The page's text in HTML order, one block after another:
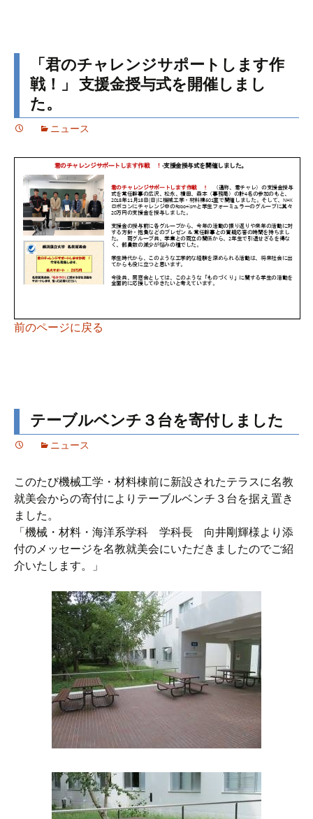
「君のチャレンジサポートします作
戦！」 支援金授与式を開催しまし
た。
ニュース
前のページに戻る
テーブルベンチ３台を寄付しました
ニュース
このたび機械工学・材料棟前に新設されたテラスに名教
就美会からの寄付によりテーブルベンチ３台を据え置き
ました。
「機械・材料・海洋系学科 学科長 向井剛輝様より添
付のメッセージを名教就美会にいただきましたのでご紹
介いたします。」